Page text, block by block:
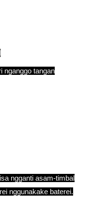
nganggo tangan
ngganti asam-timbal
nggunakake baterei.